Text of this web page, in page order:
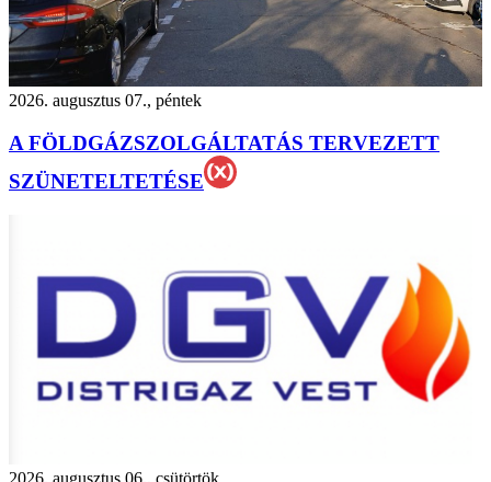
2026. augusztus 07., péntek
A FÖLDGÁZSZOLGÁLTATÁS TERVEZETT
SZÜNETELTETÉSE
2026. augusztus 06., csütörtök